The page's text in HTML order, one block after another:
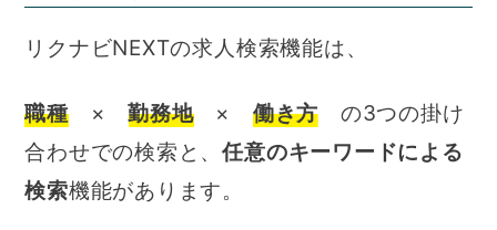
リクナビNEXTの求人検索機能は、
職種×勤務地× 働き方 の3つの掛け
合わせでの検索と、任意のキーワードによる
検索機能があります。